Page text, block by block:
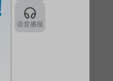
语音播报